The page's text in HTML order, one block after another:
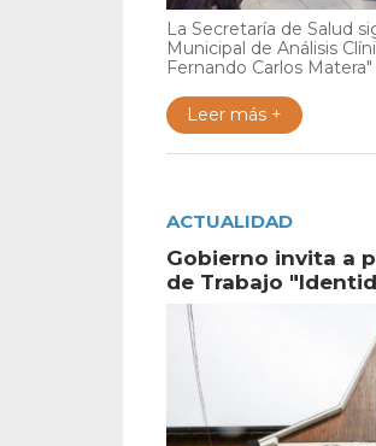
La Secretaría de Salud
Municipal de Análisis
Fernando Carlos
Leer más +
ACTUALIDAD
Gobierno invita a
de Trabajo